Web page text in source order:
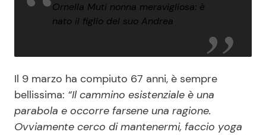
Ornella Muti nonna meravigliosa: è
nato il figlio del suo Andrea
Il 9 marzo ha compiuto 67 anni, è sempre
bellissima: “Il cammino esistenziale è una
parabola e occorre farsene una ragione.
Ovviamente cerco di mantenermi, faccio yoga